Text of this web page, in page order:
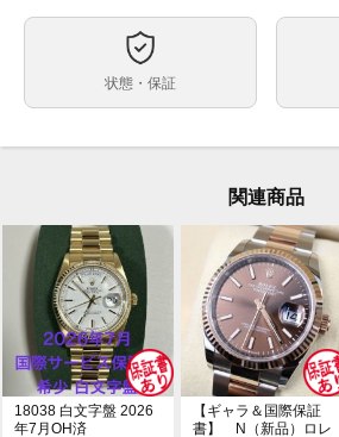
36mm
約15.5cm ※5コマ外れた状
ケース素材
ンクロノメータータグ・コマ
コメント
デイトジャスト36 126200
こちらは使いやすい36ｍｍ
文字盤と人気の高いモデル
方ぜひご検討下さい！
※店頭でも販売をしており
了承ください。ご来店前に
します。
状態・保証
関連商品
18038 白文字盤 2026
年7月OH済
【ギャラ＆国際保証
書】 N（新品）ロレ